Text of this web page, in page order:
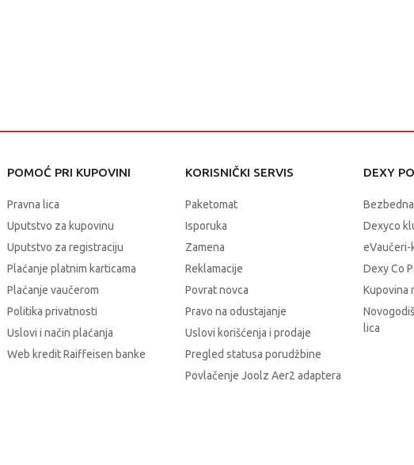
POMOĆ PRI KUPOVINI
Pravna lica
Uputstvo za kupovinu
Uputstvo za registraciju
Plaćanje platnim karticama
Plaćanje vaučerom
Politika privatnosti
Uslovi i način plaćanja
Web kredit Raiffeisen banke
KORISNIČKI SERVIS
Paketomat
Isporuka
Zamena
Reklamacije
Povrat novca
Pravo na odustajanje
Uslovi korišćenja i prodaje
Pregled statusa porudžbine
Povlačenje Joolz Aer2 adaptera
DEXY
Dexyco
Dexy Co
Kupovina
lica